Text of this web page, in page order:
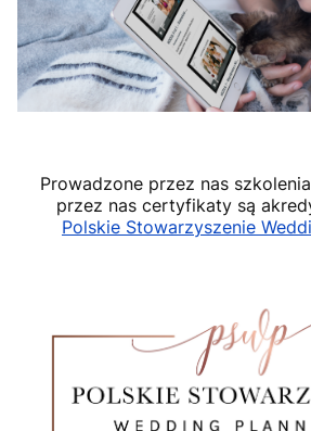
Prowadzone przez nas
przez nas certyfikaty są
Polskie Stowarzyszenie